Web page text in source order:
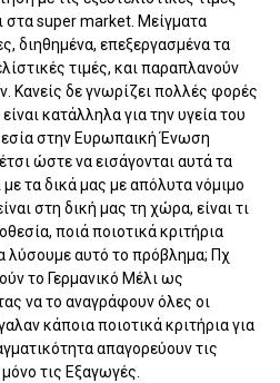
super market. Μείγματα
διηθημένα, επεξεργασμένα τα
τιμές, και παραπλανούν
Κανείς δε γνωρίζει πολλές φορές
κατάλληλα για την υγεία του
στην Ευρωπαική Ένωση
ώστε να εισάγονται αυτά τα
με τα δικά μας με απόλυτα νόμιμο
στη δική μας τη χώρα, είναι τι
ποιά ποιοτικά κριτήρια
λύσουμε αυτό το πρόβλημα; Πχ
το Γερμανικό Μέλι ως
να το αναγράφουν όλες οι
κάποια ποιοτικά κριτήρια για
απαγορεύουν τις
τις Εξαγωγές.